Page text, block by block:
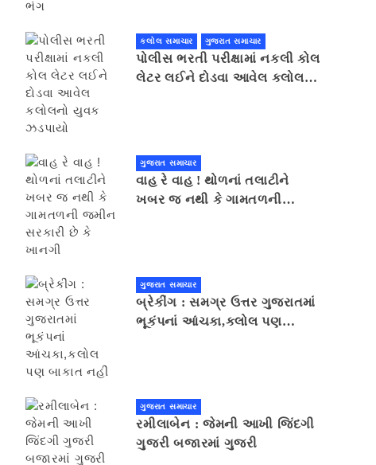
કલોલ સમાચાર ગુજરાત સમાચાર
પોલીસ ભરતી પરીક્ષામાં નકલી કોલ
લેટર લઈને દોડવા આવેલ કલોલનો
ગુજરાત સમાચાર
વાહ રે વાહ ! થોળનાં તલાટીને
ખબર જ નથી કે ગામતળની
ગુજરાત સમાચાર
બ્રેકીંગ : સમગ્ર ઉત્તર ગુજરાતમાં
ભૂકંપનાં આંચકા,કલોલ પણ
ગુજરાત સમાચાર
રમીલાબેન : જેમની આખી જિંદગી
ગુજરી બજારમાં ગુજરી